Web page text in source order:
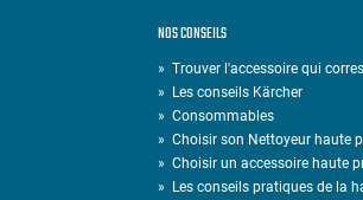
NOS CONSEILS
» Trouver l'accessoire qui
» Les conseils Kärcher
» Consommables
» Choisir son Nettoyeur haute
» Choisir un accessoire haute
» Les conseils pratiques de la